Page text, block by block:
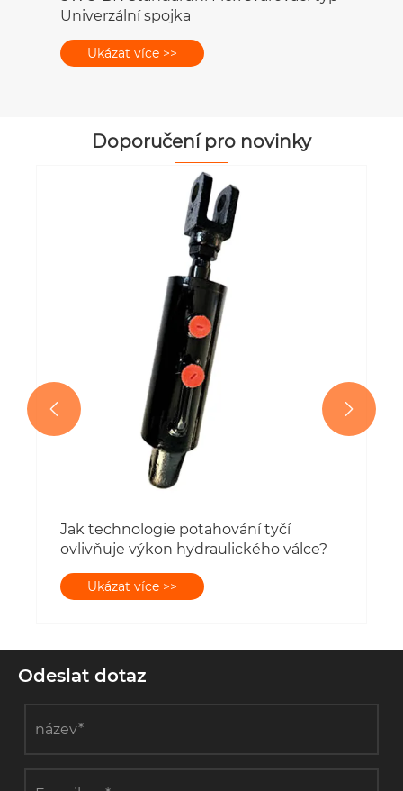
Doporučení pro novinky
Jak fungují plastová ozubená kola za
podmínek nepřetržitého provozu?
Ukázat více >>
 
Odeslat dotaz